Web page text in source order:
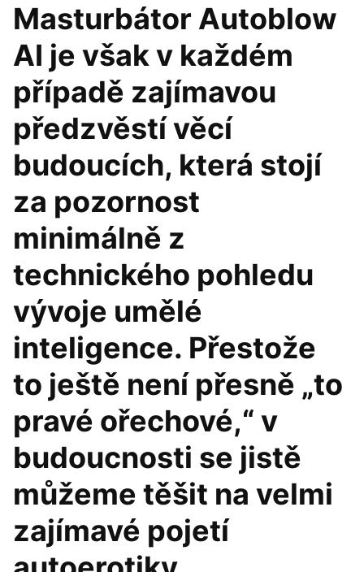
Masturbátor Autoblow
AI je však v každém
případě zajímavou
předzvěstí věcí
budoucích, která stojí
za pozornost
minimálně z
technického pohledu
vývoje umělé
inteligence. Přestože
to ještě není přesně „to
pravé ořechové,“ v
budoucnosti se jistě
můžeme těšit na velmi
zajímavé pojetí